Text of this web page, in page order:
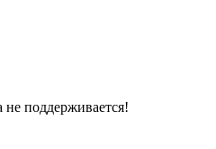
не поддерживается!